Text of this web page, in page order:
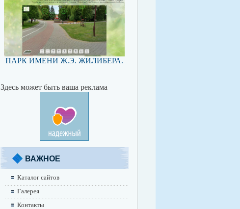
ПАРК ИМЕНИ Ж.Э. ЖИЛИБЕРА.
Здесь может быть ваша реклама
ВАЖНОЕ
Каталог сайтов
Галерея
Контакты